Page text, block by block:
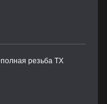
резьба TX